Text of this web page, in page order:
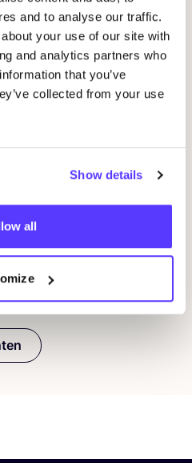
and to analyse our traffic.
your use of our site with
and analytics partners who
that you’ve
collected from your use
Show details
all
Trouwringen